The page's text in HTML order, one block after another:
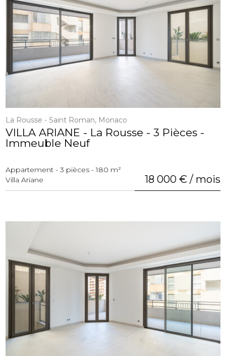
La Rousse - Saint Roman, Monaco
VILLA ARIANE - La Rousse - 3 Pièces -
Immeuble Neuf
Appartement - 3 pièces - 180 m²
Villa Ariane
18 000 € / mois